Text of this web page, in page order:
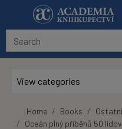
Skip to main content
View categories
Home Books
Oceán plný příběhů 50